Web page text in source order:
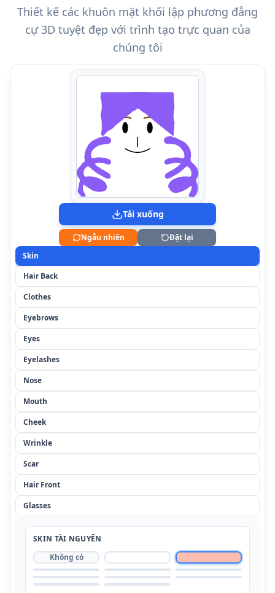
Thiết kế các khuôn mặt khối lập phương đẳng
cự 3D tuyệt đẹp với trình tạo trực quan của
chúng tôi
Tải xuống
Ngẫu nhiên
Đặt lại
Skin
Hair Back
Clothes
Eyebrows
Eyes
Eyelashes
Nose
Mouth
Cheek
Wrinkle
Scar
Hair Front
Glasses
SKIN TÀI NGUYÊN
Không có